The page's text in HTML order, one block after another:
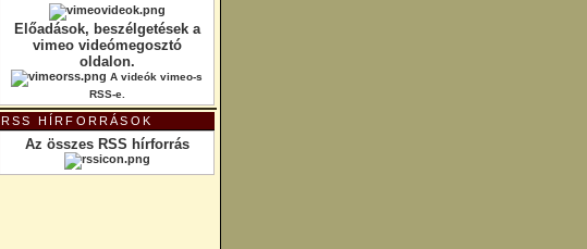
Előadások, beszélgetések a
vimeo videómegosztó
oldalon.
A videók vimeo-s
RSS-e.
RSS HÍRFORRÁSOK
Az összes RSS hírforrás